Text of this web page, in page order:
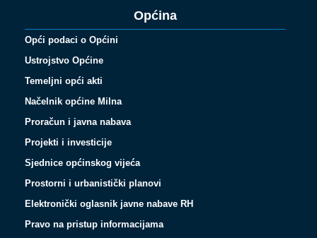
Općina
Opći podaci o Općini
Ustrojstvo Općine
Temeljni opći akti
Načelnik općine Milna
Proračun i javna nabava
Projekti i investicije
Sjednice općinskog vijeća
Prostorni i urbanistički planovi
Elektronički oglasnik javne nabave RH
Pravo na pristup informacijama